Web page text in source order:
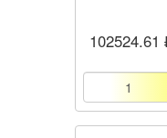
102524.61